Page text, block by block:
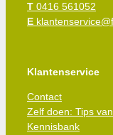
T 0416 561052
E
Klantenservice
Contact
Zelf doen: Tips
Kennisbank